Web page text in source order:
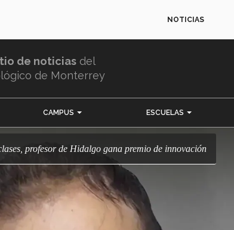
NOTICIAS
de noticias del
de Monterrey
CAMPUS ESCUELAS
clases, profesor de Hidalgo gana premio de innovación